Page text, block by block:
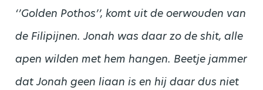
‘’Golden Pothos’’, komt uit de oerwouden van
de Filipijnen. Jonah was daar zo de shit, alle
apen wilden met hem hangen. Beetje jammer
dat Jonah geen liaan is en hij daar dus niet